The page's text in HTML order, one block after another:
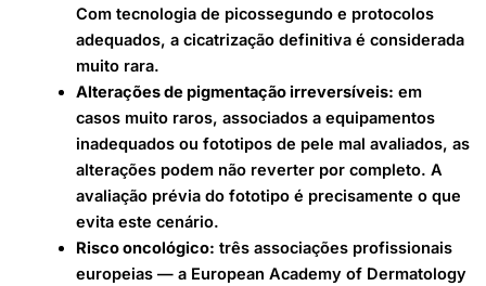
Com tecnologia de picossegundo e protocolos
adequados, a cicatrização definitiva é considerada
muito rara.
Alterações de pigmentação irreversíveis: em
casos muito raros, associados a equipamentos
inadequados ou fototipos de pele mal avaliados, as
alterações podem não reverter por completo. A
avaliação prévia do fototipo é precisamente o que
evita este cenário.
Risco oncológico: três associações profissionais
europeias — a European Academy of Dermatology